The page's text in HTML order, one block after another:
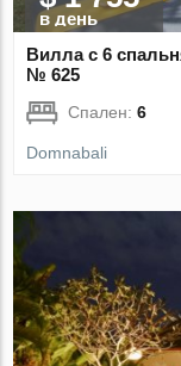
в день
Вилла с 6
№ 625
Спален:6
Domnabali